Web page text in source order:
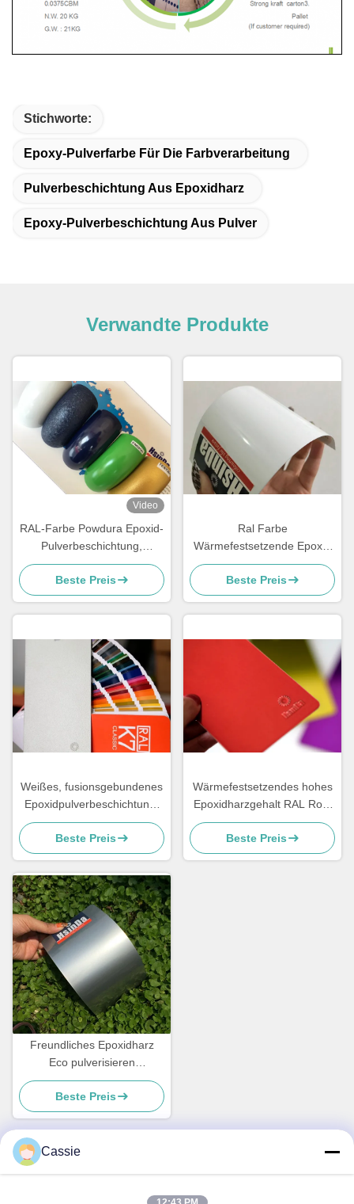
Stichworte:
Epoxy-Pulverfarbe Für Die Farbverarbeitung
Pulverbeschichtung Aus Epoxidharz
Epoxy-Pulverbeschichtung Aus Pulver
Verwandte Produkte
Video
RAL-Farbe Powdura Epoxid-
Pulverbeschichtung,
Chemikalienbeständige
Pulverbeschichtung
Beste Preis
Ral Farbe
Wärmefestsetzende Epoxy-
Pulverbeschichtung Glatter
Hochglanz
Ressourcensparen
Beste Preis
Weißes, fusionsgebundenes
Epoxidpulverbeschichtung,
recycelbar, super
Wetterbeständigkeit
Beste Preis
Wärmefestsetzendes hohes
Epoxidharzgehalt RAL Rote
Pulverbeschichtung für glatte
Glanzveredelung und hohe
Korrosionsbeständigkeit
Beste Preis
Freundliches Epoxidharz
Eco pulverisieren
beschichtendes hohes
dekoratives Grey Sand Vein
Texture
Beste Preis
Cassie